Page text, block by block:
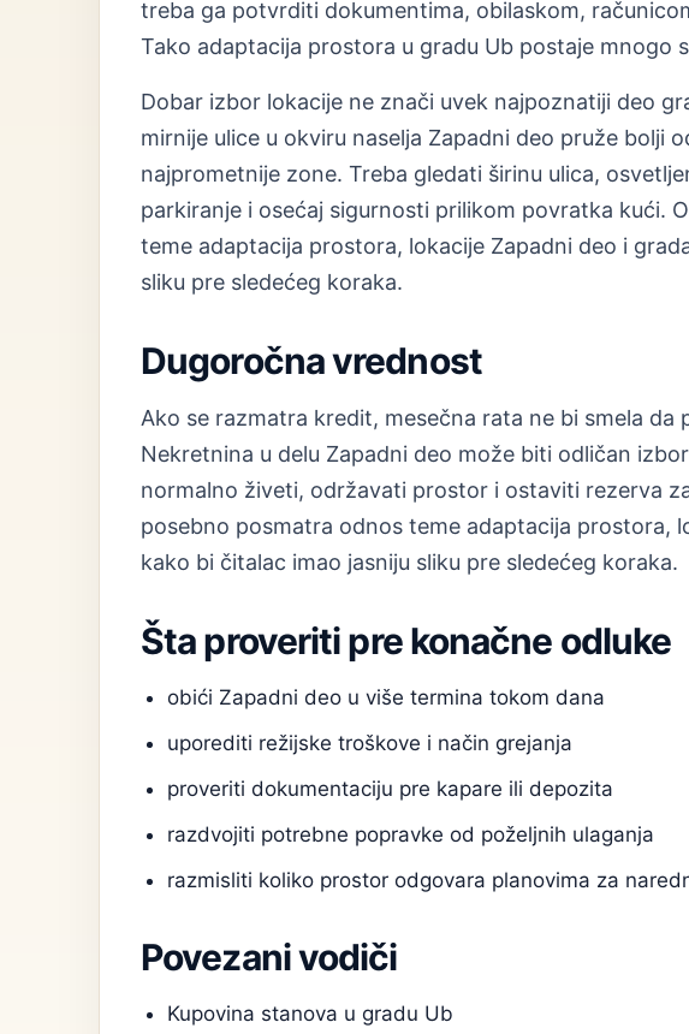
treba ga potvrditi dokumentima, obilaskom,
Tako adaptacija prostora u gradu Ub postaje mnogo
Dobar izbor lokacije ne znači uvek najpoznatiji deo
mirnije ulice u okviru naselja Zapadni deo pruže bolji
najprometnije zone. Treba gledati širinu ulica,
parkiranje i osećaj sigurnosti prilikom povratka kući.
teme adaptacija prostora, lokacije Zapadni deo i
sliku pre sledećeg koraka.
Dugoročna vrednost
Ako se razmatra kredit, mesečna rata ne bi smela
Nekretnina u delu Zapadni deo može biti odličan
normalno živeti, održavati prostor i ostaviti rezerva
posebno posmatra odnos teme adaptacija prostora,
kako bi čitalac imao jasniju sliku pre sledećeg koraka.
Šta proveriti pre konačne odluke
obići Zapadni deo u više termina tokom dana
uporediti režijske troškove i način grejanja
proveriti dokumentaciju pre kapare ili depozita
razdvojiti potrebne popravke od poželjnih ulaganja
razmisliti koliko prostor odgovara planovima za
Povezani vodiči
Kupovina stanova u gradu Ub